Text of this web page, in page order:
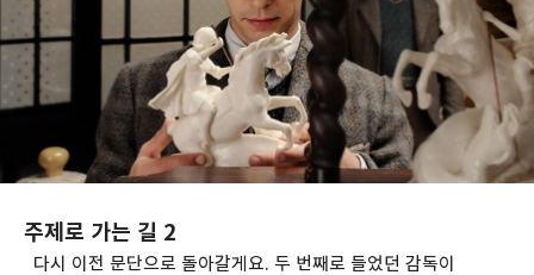
주제로 가는 길 2
다시 이전 문단으로 돌아갈게요. 두 번째로 들었던 감독이